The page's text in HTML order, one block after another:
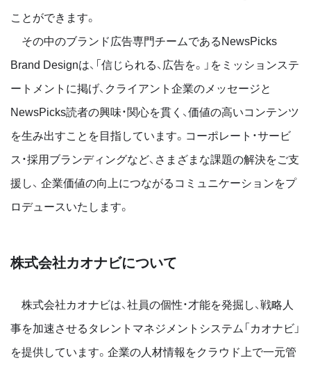
ことができます。
その中のブランド広告専門チームであるNewsPicks
Brand Designは、「信じられる、広告を。」をミッションステ
ートメントに掲げ、クライアント企業のメッセージと
NewsPicks読者の興味・関心を貫く、価値の高いコンテンツ
を生み出すことを目指しています。コーポレート・サービ
ス・採用ブランディングなど、さまざまな課題の解決をご支
援し、 企業価値の向上につながるコミュニケーションをプ
ロデュースいたします。
株式会社カオナビについて
株式会社カオナビは、社員の個性・才能を発掘し、戦略人
事を加速させるタレントマネジメントシステム「カオナビ」
を提供しています。企業の人材情報をクラウド上で一元管